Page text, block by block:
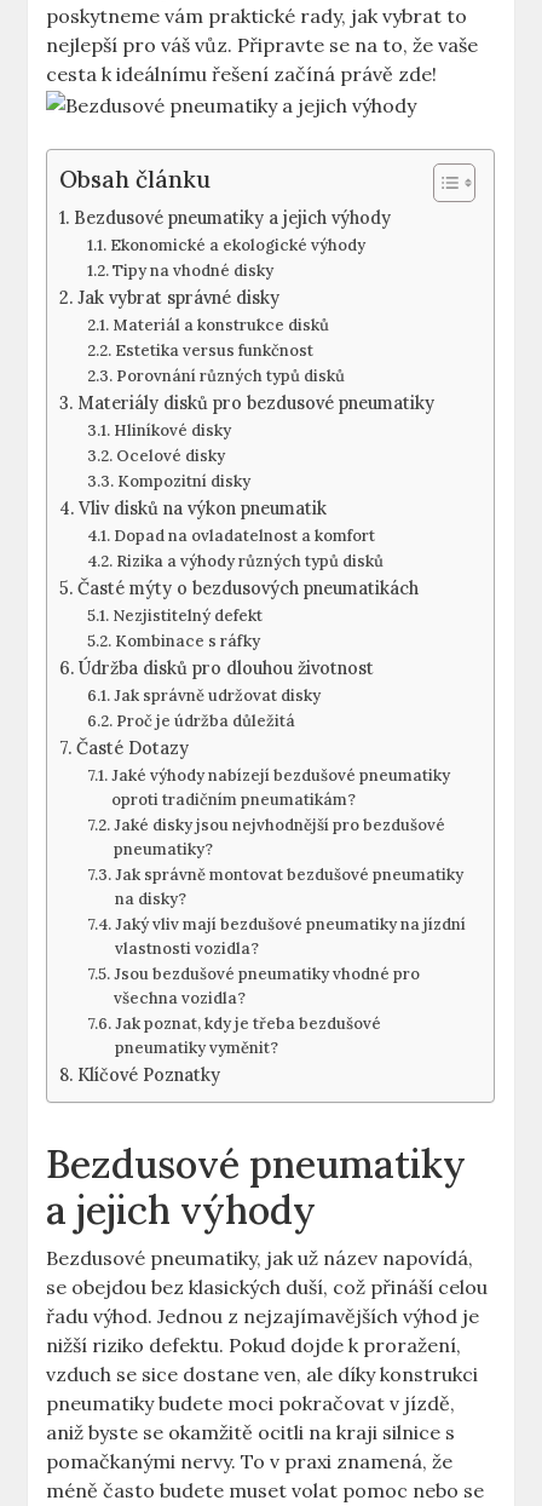
poskytneme vám praktické ⁢rady, ‌jak vybrat to
nejlepší pro váš vůz. Připravte se‌ na ‍to, že vaše
cesta‌ k ideálnímu řešení začíná právě zde!
Obsah článku
Bezdusové pneumatiky a jejich výhody
Ekonomické a ekologické‌ výhody
Tipy na ⁢vhodné ​disky
Jak vybrat správné disky
Materiál a ‍konstrukce disků
Estetika versus funkčnost
Porovnání různých typů disků
Materiály disků pro bezdusové pneumatiky
Hliníkové disky
Ocelové disky
Kompozitní disky
Vliv disků⁢ na výkon pneumatik
Dopad na ovladatelnost a komfort
Rizika​ a ​výhody různých typů disků
Časté ‌mýty‍ o⁤ bezdusových‍ pneumatikách
Nezjistitelný defekt
Kombinace s⁣ ráfky
Údržba disků pro dlouhou⁣ životnost
Jak správně udržovat disky
Proč je údržba‌ důležitá
Časté Dotazy
Jaké výhody nabízejí bezdušové ‌pneumatiky
oproti​ tradičním pneumatikám?
Jaké ⁢disky⁢ jsou ​nejvhodnější pro‌ bezdušové
pneumatiky?
Jak správně montovat ‌bezdušové pneumatiky
na ⁣disky?
Jaký ‌vliv mají bezdušové pneumatiky⁢ na jízdní
vlastnosti vozidla?
Jsou bezdušové pneumatiky vhodné pro
všechna vozidla?
Jak poznat, kdy je třeba⁢ bezdušové
pneumatiky vyměnit?
Klíčové Poznatky
Bezdusové pneumatiky
a jejich výhody
Bezdusové pneumatiky, jak už název⁣ napovídá,
se obejdou bez klasických‌ duší, což přináší⁤ celou
řadu​ výhod. Jednou z ​nejzajímavějších výhod je
nižší riziko defektu. Pokud ​dojde k ‌proražení,
vzduch se ‍sice dostane ven, ale díky konstrukci
pneumatiky ​budete moci pokračovat v jízdě,
aniž byste se okamžitě​ ocitli na kraji silnice ‌s
pomačkanými‍ nervy. ​To v praxi⁣ znamená, že
méně často⁤ budete⁣ muset volat pomoc nebo se